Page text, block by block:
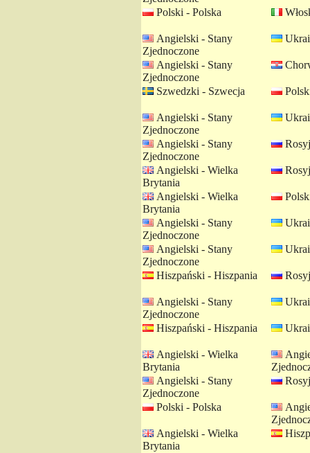
Polski - Polska
Angielski - Stany
Zjednoczone
Angielski - Stany
Zjednoczone
Szwedzki - Szwecja
Angielski - Stany
Zjednoczone
Angielski - Stany
Zjednoczone
Angielski - Wielka
Brytania
Angielski - Wielka
Brytania
Angielski - Stany
Zjednoczone
Angielski - Stany
Zjednoczone
Hiszpański - Hiszpania
Angielski - Stany
Zjednoczone
Hiszpański - Hiszpania
Angielski - Wielka
Brytania
Angielski - Stany
Zjednoczone
Polski - Polska
Angielski - Wielka
Brytania